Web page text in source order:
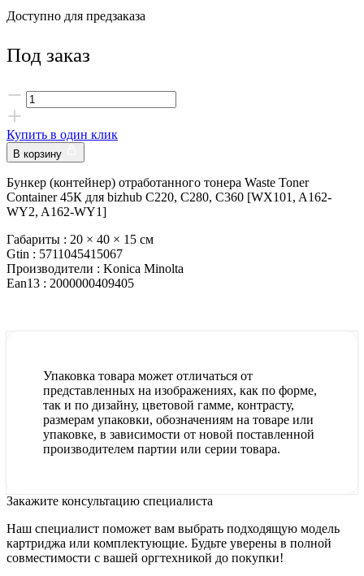
Доступно для предзаказа
Под заказ
Купить в один клик
В корзину
Бункер (контейнер) отработанного тонера Waste Toner
Container 45К для bizhub C220, C280, C360 [WX101, A162-
WY2, A162-WY1]
Габариты : 20 × 40 × 15 см
Gtin : 5711045415067
Производители : Konica Minolta
Ean13 : 2000000409405
Упаковка товара может отличаться от
представленных на изображениях, как по форме,
так и по дизайну, цветовой гамме, контрасту,
размерам упаковки, обозначениям на товаре или
упаковке, в зависимости от новой поставленной
производителем партии или серии товара.
Закажите консультацию специалиста
Наш специалист поможет вам выбрать подходящую модель
картриджа или комплектующие. Будьте уверены в полной
совместимости с вашей оргтехникой до покупки!